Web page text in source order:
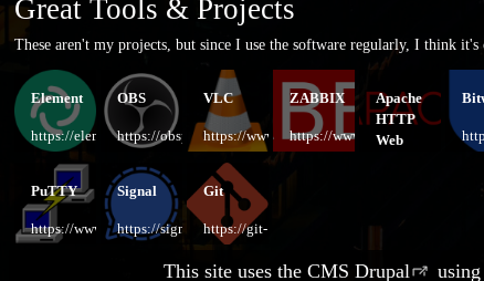
Great Tools & Projects
These aren't my projects, but since I use the software regularly, I think
Element
https://element.io/
OBS
https://obsproject.com/
VLC
https://www.videolan.org/vlc
ZABBIX
https://www.zabbix.com
Apache
HTTP
Web
PuTTY
https://www.putty.org
Signal
https://signal.org/
Git
https://git-
This site uses the CMS Drupal using